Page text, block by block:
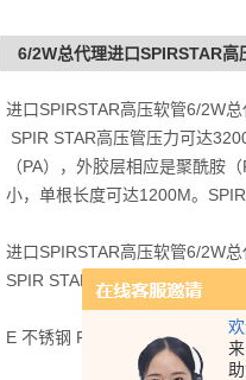
欢
6/2W总代理进口SPIRSTAR高
进口SPIRSTAR高压软管6/2W总
SPIR STAR高压管压力可达
（PA），外胶层相应是聚酰胺
小，单根长度可达1200M。
进口SPIRSTAR高压软管6/2W总
SPIR STAR高压软管选型须知：
E 不锈钢 F 内层为PTFE H 加